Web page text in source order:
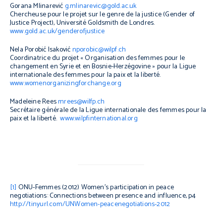
Gorana Mlinarevićg.mlinarevic@gold.ac.uk
Chercheuse pour le projet sur le genre de la justice(Gender of
Justice Project), Université Goldsmith de Londres.
www.gold.ac.uk/genderofjustice
Nela Porobić Isakovićnporobic@wilpf.ch
Coordinatrice du projet « Organisation des femmes pour le
changement en Syrie et en Bosnie-Herzégovine » pour la Ligue
internationale des femmes pour la paix et la liberté.
www.womenorganizingforchange.org
Madeleine Reesmrees@wilfp.ch
Secrétaire générale de la Ligue internationale des femmes pour la
paix et la liberté.www.wilpfinternational.org
[1] ONU-Femmes (2012) Women’s participation in peace
negotiations: Connections between presence and influence,p4
http://tinyurl.com/UNWomen-peacenegotiations-2012